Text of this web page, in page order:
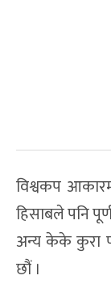
विश्वकप
हिसाबले पनि
अन्य केके कुरा
छौं ।